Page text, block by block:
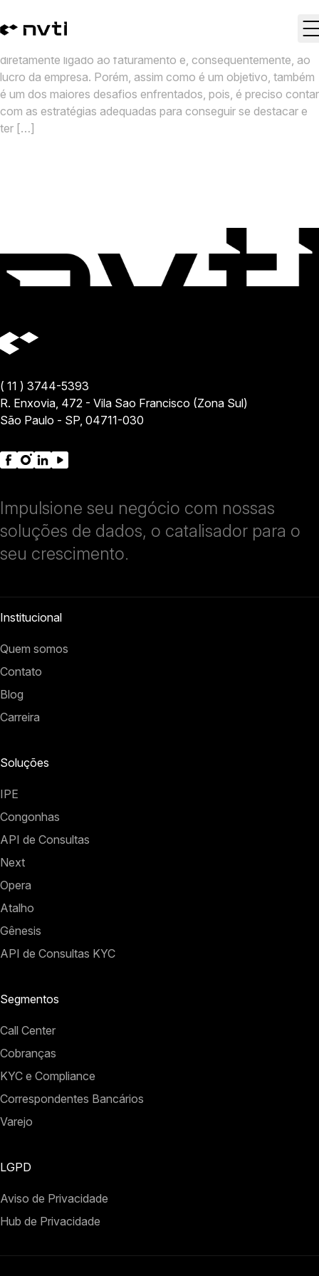
Um dos maiores desejos de todas as organizações é
diretamente ligado ao faturamento e, consequentemente, ao
lucro da empresa. Porém, assim como é um objetivo, também
é um dos maiores desafios enfrentados, pois, é preciso contar
com as estratégias adequadas para conseguir se destacar e
ter […]
( 11 ) 3744-5393
R. Enxovia, 472 - Vila Sao Francisco (Zona Sul)
São Paulo - SP, 04711-030
Impulsione seu negócio com nossas
soluções de dados, o catalisador para o
seu crescimento.
Institucional
Quem somos
Contato
Blog
Carreira
Soluções
IPE
Congonhas
API de Consultas
Next
Opera
Atalho
Gênesis
API de Consultas KYC
Segmentos
Call Center
Cobranças
KYC e Compliance
Correspondentes Bancários
Varejo
LGPD
Aviso de Privacidade
Hub de Privacidade